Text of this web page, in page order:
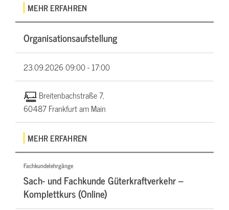
MEHR ERFAHREN
Organisationsaufstellung
23.09.202609:00 - 17:00
Breitenbachstraße 7,
60487 Frankfurt am Main
MEHR ERFAHREN
Fachkundelehrgänge
Sach- und Fachkunde Güterkraftverkehr –
Komplettkurs (Online)